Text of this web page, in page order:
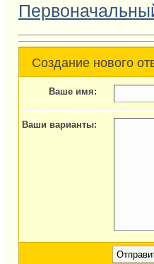
Создание нового
Ваше имя:
Ваши варианты: